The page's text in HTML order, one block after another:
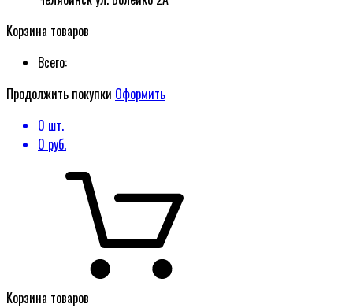
Корзина товаров
Всего:
Продолжить покупки Оформить
0 шт.
0 руб.
Корзина товаров